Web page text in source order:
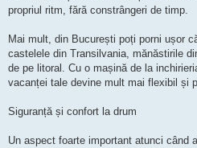
propriul ritm, fără constrângeri de timp.
Mai mult, din București poți porni ușor
castelele din Transilvania, mănăstirile
de pe litoral. Cu o mașină de la
vacanței tale devine mult mai flexibil și
Siguranță și confort la drum
Un aspect foarte important atunci când